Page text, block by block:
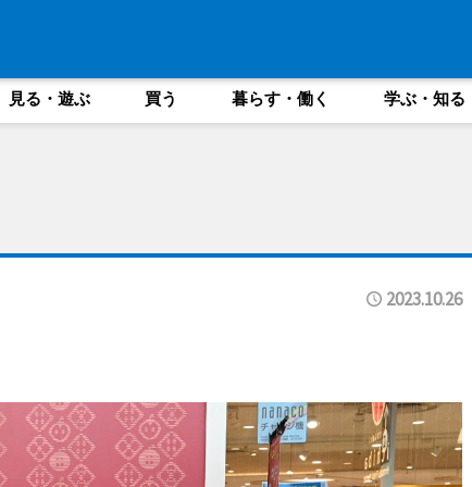
見る・遊ぶ 買う 暮らす・働く 学ぶ・知る
2023.10.26